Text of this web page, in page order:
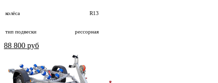
колёса R13
тип подвески рессорная
88 800 руб